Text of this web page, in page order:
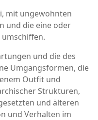
mit ungewohnten
und die eine oder
umschiffen.
und die des
Umgangsformen, die
Outfit und
Strukturen,
und älteren
und Verhalten im